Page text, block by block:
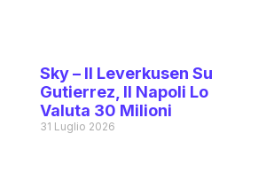
Sky – Il Leverkusen Su
Gutierrez, Il Napoli Lo
Valuta 30 Milioni
31 Luglio 2026